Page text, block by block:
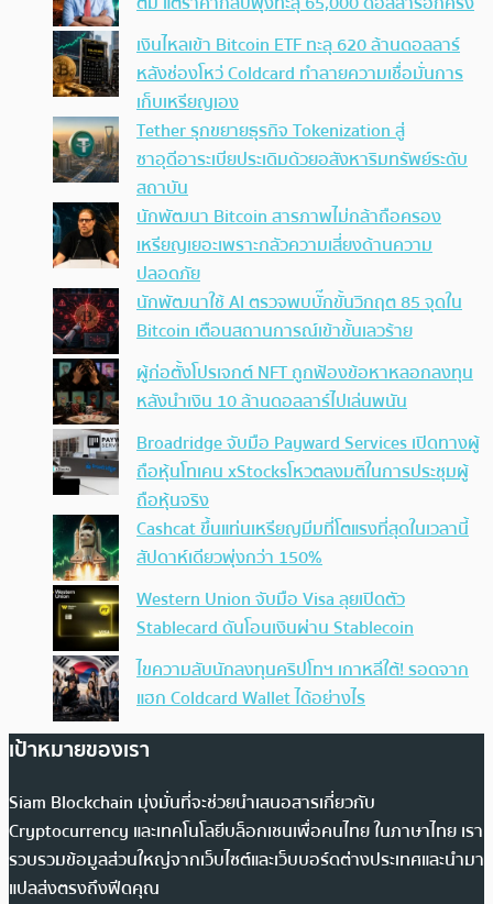
เงินไหลเข้า Bitcoin ETF ทะลุ 620 ล้านดอลลาร์
หลังช่องโหว่ Coldcard ทำลายความเชื่อมั่นการ
เก็บเหรียญเอง
Tether รุกขยายธุรกิจ Tokenization สู่
ซาอุดีอาระเบียประเดิมด้วยอสังหาริมทรัพย์ระดับ
สถาบัน
นักพัฒนา Bitcoin สารภาพไม่กล้าถือครอง
เหรียญเยอะเพราะกลัวความเสี่ยงด้านความ
ปลอดภัย
นักพัฒนาใช้ AI ตรวจพบบั๊กขั้นวิกฤต 85 จุดใน
Bitcoin เตือนสถานการณ์เข้าขั้นเลวร้าย
ผู้ก่อตั้งโปรเจกต์ NFT ถูกฟ้องข้อหาหลอกลงทุน
หลังนำเงิน 10 ล้านดอลลาร์ไปเล่นพนัน
Broadridge จับมือ Payward Services เปิดทางผู้
ถือหุ้นโทเคน xStocksโหวตลงมติในการประชุมผู้
ถือหุ้นจริง
Cashcat ขึ้นแท่นเหรียญมีมที่โตแรงที่สุดในเวลานี้
สัปดาห์เดียวพุ่งกว่า 150%
Western Union จับมือ Visa ลุยเปิดตัว
Stablecard ดันโอนเงินผ่าน Stablecoin
ไขความลับนักลงทุนคริปโทฯ เกาหลีใต้! รอดจาก
แฮก Coldcard Wallet ได้อย่างไร
เป้าหมายของเรา
Siam Blockchain มุ่งมั่นที่จะช่วยนำเสนอสารเกี่ยวกับ
Cryptocurrency และเทคโนโลยีบล็อกเชนเพื่อคนไทย ในภาษาไทย เรา
รวบรวมข้อมูลส่วนใหญ่จากเว็บไซต์และเว็บบอร์ดต่างประเทศและนำมา
แปลส่งตรงถึงฟีดคุณ